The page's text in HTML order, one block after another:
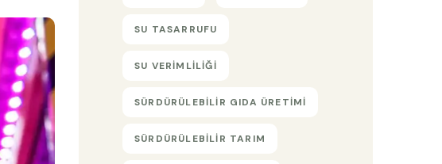
SU TASARRUFU
SU VERIMLILIĞI
SÜRDÜRÜLEBILIR GIDA ÜRETIMI
SÜRDÜRÜLEBILIR TARIM